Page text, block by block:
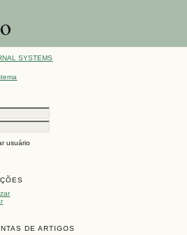
SYSTEMS
usuário
DE ARTIGOS